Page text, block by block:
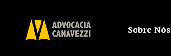
Sobre Nós